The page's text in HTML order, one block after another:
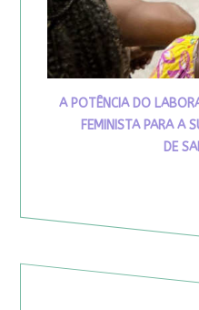
A POTÊNCIA DO
FEMINISTA PARA A
DE